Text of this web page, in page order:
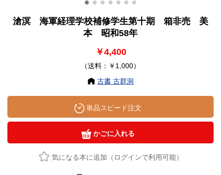
滄溟 海軍経理学校補修学生第十期 箱非売 美
本 昭和58年
￥4,400
（送料：￥1,000）
古書 古群洞
単品スピード注文
かごに入れる
気になる本に追加（ログインで利用可能）